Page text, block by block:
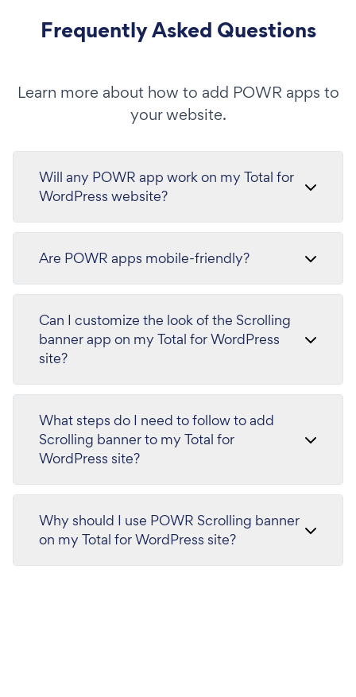
Frequently Asked Questions
Learn more about how to add POWR apps to
your website.
Will any POWR app work on my Total for
WordPress website?
Are POWR apps mobile-friendly?
Can I customize the look of the Scrolling
banner app on my Total for WordPress
site?
What steps do I need to follow to add
Scrolling banner to my Total for
WordPress site?
Why should I use POWR Scrolling banner
on my Total for WordPress site?